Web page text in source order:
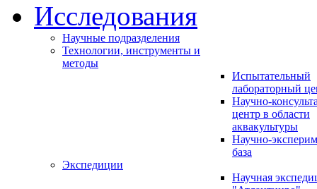
Исследования
Научные подразделения
Технологии, инструменты и
методы
Испытательный
лабораторный
Научно-
центр в области
аквакультуры
Научно-
база
Экспедиции
Научная